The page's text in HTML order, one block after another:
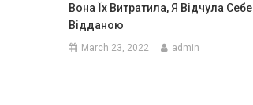
Вона Їх Витратила, Я Відчула Себе
Відданою
March 23, 2022 admin